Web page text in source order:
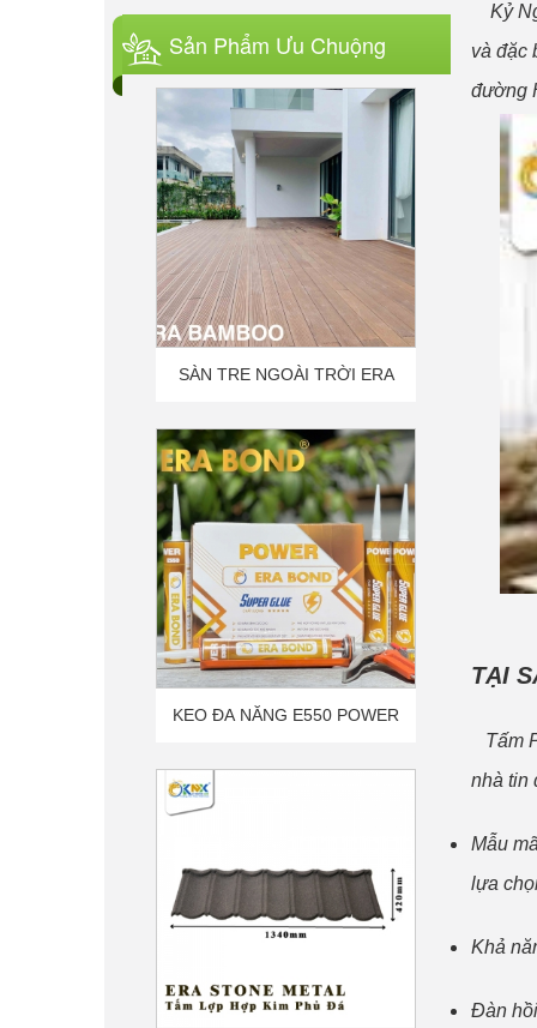
Kỷ
và đặc
đường
TẠI
Tấm
nhà tin
Mẫu
lựa
Khả
Đàn
Sản Phẩm Ưu Chuộng
SÀN TRE NGOÀI TRỜI ERA
BAMBOO
KEO ĐA NĂNG E550 POWER
TẤM LỢP HỢP KIM PHỦ ĐÁ -
ERA STONE METAL - ER01